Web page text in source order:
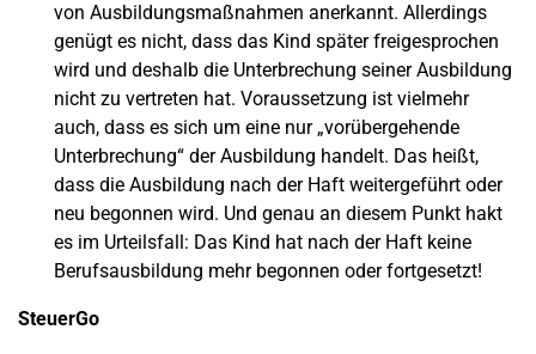
von Ausbildungsmaßnahmen anerkannt. Allerdings
genügt es nicht, dass das Kind später freigesprochen
wird und deshalb die Unterbrechung seiner Ausbildung
nicht zu vertreten hat. Voraussetzung ist vielmehr
auch, dass es sich um eine nur „vorübergehende
Unterbrechung“ der Ausbildung handelt. Das heißt,
dass die Ausbildung nach der Haft weitergeführt oder
neu begonnen wird. Und genau an diesem Punkt hakt
es im Urteilsfall: Das Kind hat nach der Haft keine
Berufsausbildung mehr begonnen oder fortgesetzt!
SteuerGo